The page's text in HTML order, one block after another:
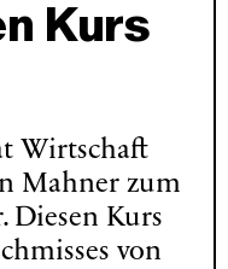
Kurs
Wirtschaft
Mahner zum
Diesen Kurs
von